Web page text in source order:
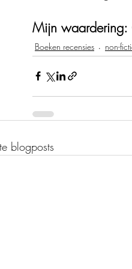
Mijn waardering:
Boeken recensies non-
blogposts